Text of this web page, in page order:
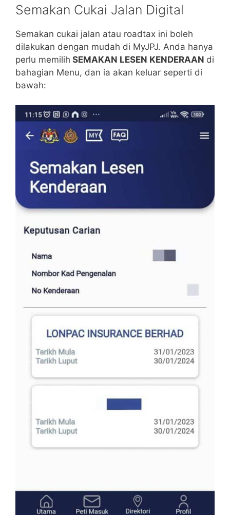
Semakan Cukai Jalan Digital
Semakan cukai jalan atau roadtax ini boleh
dilakukan dengan mudah di MyJPJ. Anda hanya
perlu memilih SEMAKAN LESEN KENDERAAN di
bahagian Menu, dan ia akan keluar seperti di
bawah: